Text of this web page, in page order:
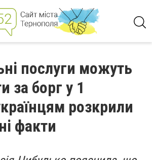
послуги можуть
за борг у 1
розкрили
факти